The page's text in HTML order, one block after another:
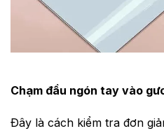
Chạm đầu ngón tay vào
Đây là cách kiểm tra đơn